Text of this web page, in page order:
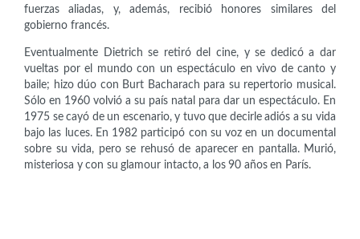
fuerzas aliadas, y, además, recibió honores similares del
gobierno francés.
Eventualmente Dietrich se retiró del cine, y se dedicó a dar
vueltas por el mundo con un espectáculo en vivo de canto y
baile; hizo dúo con Burt Bacharach para su repertorio musical.
Sólo en 1960 volvió a su país natal para dar un espectáculo. En
1975 se cayó de un escenario, y tuvo que decirle adiós a su vida
bajo las luces. En 1982 participó con su voz en un documental
sobre su vida, pero se rehusó de aparecer en pantalla. Murió,
misteriosa y con su glamour intacto, a los 90 años en París.